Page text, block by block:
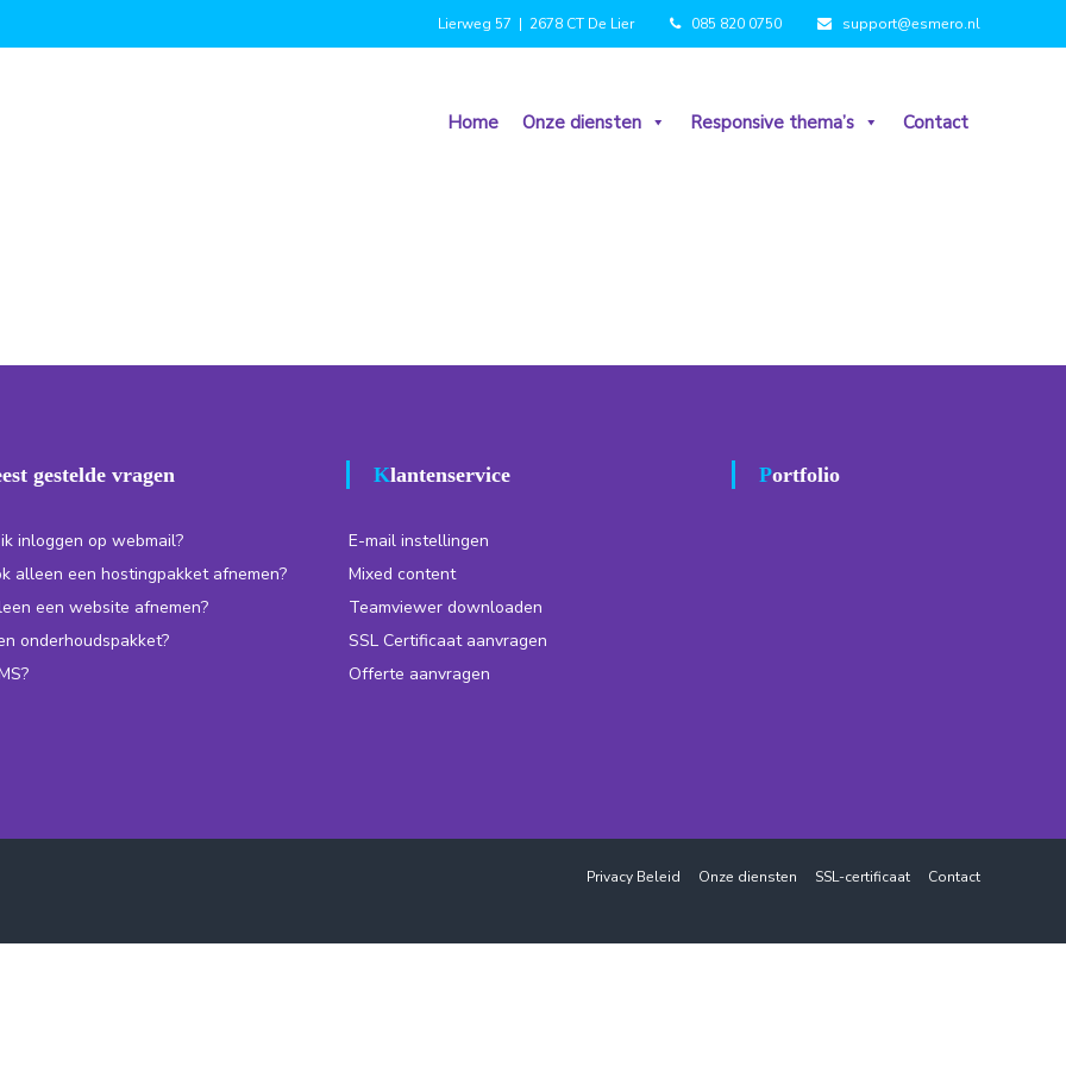
Lierweg 57 | 2678 CT De Lier 085 820 0750 support@esmero.nl
Home Onze diensten Responsive thema’s Contact
gestelde vragen
inloggen op webmail?
alleen een hostingpakket afnemen?
een website afnemen?
onderhoudspakket?
Klantenservice
E-mail instellingen
Mixed content
Teamviewer downloaden
SSL Certificaat aanvragen
Offerte aanvragen
Portfolio
Privacy Beleid Onze diensten SSL-certificaat Contact